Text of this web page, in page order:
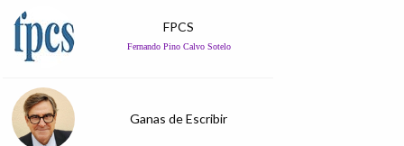
FPCS
Fernando Pino Calvo Sotelo
Ganas de Escribir